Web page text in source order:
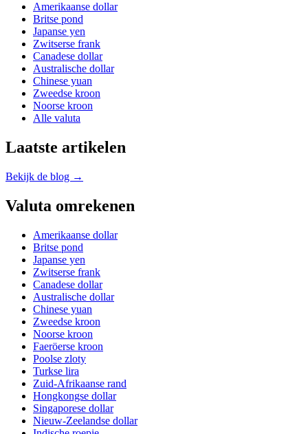
Amerikaanse dollar
Britse pond
Japanse yen
Zwitserse frank
Canadese dollar
Australische dollar
Chinese yuan
Zweedse kroon
Noorse kroon
Alle valuta
Laatste artikelen
Bekijk de blog →
Valuta omrekenen
Amerikaanse dollar
Britse pond
Japanse yen
Zwitserse frank
Canadese dollar
Australische dollar
Chinese yuan
Zweedse kroon
Noorse kroon
Faeröerse kroon
Poolse zloty
Turkse lira
Zuid-Afrikaanse rand
Hongkongse dollar
Singaporese dollar
Nieuw-Zeelandse dollar